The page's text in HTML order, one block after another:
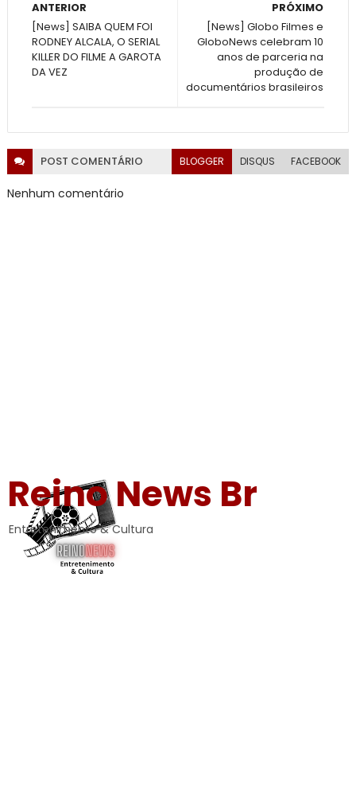
PRÓXIMO
[News] Globo Filmes e
GloboNews celebram 10
anos de parceria na
produção de
documentários brasileiros
ANTERIOR
[News] SAIBA QUEM FOI
RODNEY ALCALA, O SERIAL
KILLER DO FILME A GAROTA
DA VEZ
POST COMENTÁRIO BLOGGER DISQUS FACEBOOK
Nenhum comentário
Reino News Br
Entretenimento & Cultura